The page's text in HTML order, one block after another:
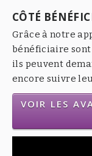
CÔTÉ
Grâce à notre
bénéficiaire
ils peuvent
encore suivre
VOIR LES